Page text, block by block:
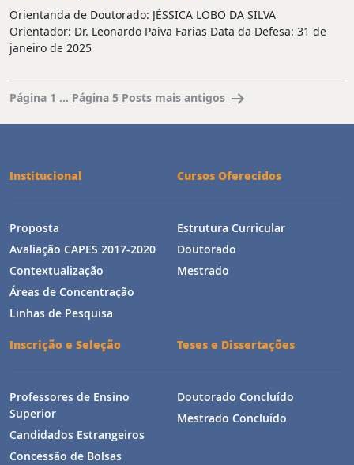
Orientanda de Doutorado: JÉSSICA LOBO DA SILVA
Orientador: Dr. Leonardo Paiva Farias Data da Defesa: 31 de
janeiro de 2025
Paginação
de
Página 1 … Página 5 Posts mais antigos
Institucional
Proposta
Avaliação CAPES 2017-2020
Contextualização
Áreas de Concentração
Linhas de Pesquisa
Cursos Oferecidos
Estrutura Curricular
Doutorado
Mestrado
Inscrição e Seleção
Professores de Ensino
Superior
Candidados Estrangeiros
Concessão de Bolsas
Teses e Dissertações
Doutorado Concluído
Mestrado Concluído